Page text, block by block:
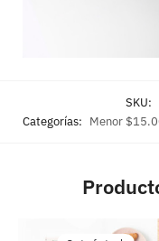
SKU:
Categorías: Menor